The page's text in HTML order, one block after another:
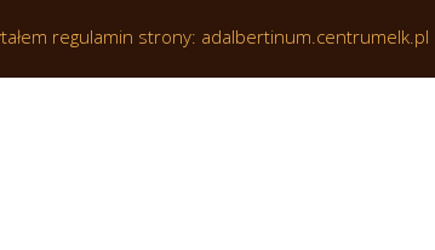
regulamin strony: adalbertinum.centrumelk.pl